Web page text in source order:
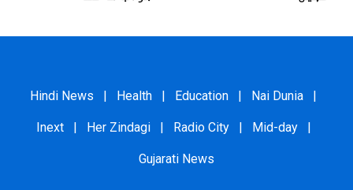
Hindi News | Health | Education | Nai Dunia |
Inext | Her Zindagi | Radio City | Mid-day |
Gujarati News